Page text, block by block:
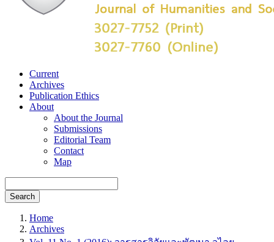
Current
Archives
Publication Ethics
About
About the Journal
Submissions
Editorial Team
Contact
Map
Search
Home
Archives